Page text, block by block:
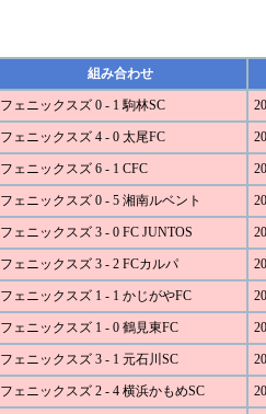
組み合わせ
フェニックスズ 0 - 1 駒林SC
フェニックスズ 4 - 0 太尾FC
フェニックスズ 6 - 1 CFC
フェニックスズ 0 - 5 湘南ルベント
フェニックスズ 3 - 0 FC JUNTOS
フェニックスズ 3 - 2 FCカルパ
フェニックスズ 1 - 1 かじがやFC
フェニックスズ 1 - 0 鶴見東FC
フェニックスズ 3 - 1 元石川SC
フェニックスズ 2 - 4 横浜かもめSC